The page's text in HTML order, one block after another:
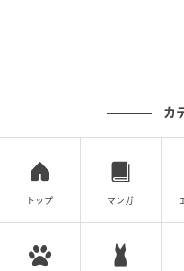
朝ドラは戦時下を描い
朝ドラヒロインが違和
る。
そのため、戦争の被害
れることが多かったの
子を戦時下の空気に加
カ
トップ マンガ